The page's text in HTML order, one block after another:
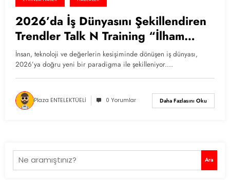
2026’da İş Dünyasını Şekillendiren
Trendler Talk N Training “İlham
Veren Buluşmalar” Serisinde!
İnsan, teknoloji ve değerlerin kesişiminde dönüşen iş dünyası,
2026’ya doğru yeni bir paradigma ile şekilleniyor.…
Plaza ENTELEKTÜELİ 0 Yorumlar Daha Fazlasını Oku
Ara Ara